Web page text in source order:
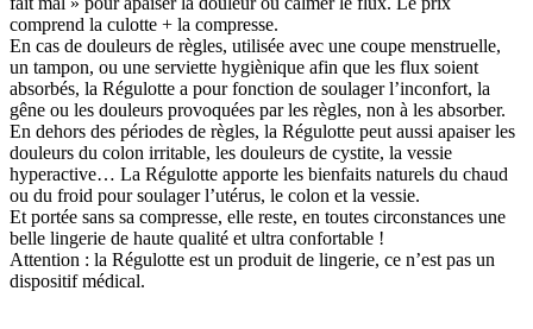
comprend la culotte + la compresse.
En cas de douleurs de règles, utilisée avec une coupe menstruelle,
un tampon, ou une serviette hygiènique afin que les flux soient
absorbés, la Régulotte a pour fonction de soulager l’inconfort, la
gêne ou les douleurs provoquées par les règles, non à les absorber.
En dehors des périodes de règles, la Régulotte peut aussi apaiser les
douleurs du colon irritable, les douleurs de cystite, la vessie
hyperactive… La Régulotte apporte les bienfaits naturels du chaud
ou du froid pour soulager l’utérus, le colon et la vessie.
Et portée sans sa compresse, elle reste, en toutes circonstances une
belle lingerie de haute qualité et ultra confortable !
Attention : la Régulotte est un produit de lingerie, ce n’est pas un
dispositif médical.